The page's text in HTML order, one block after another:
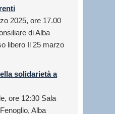
2025, ore 17.00
di Alba
libero Il 25 marzo
solidarietà a
ore 12:30 Sala
Alba